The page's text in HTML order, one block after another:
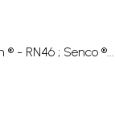
- RN46 ; Senco ®...